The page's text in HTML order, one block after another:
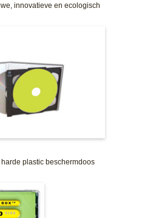
innovatieve en ecologisch
plastic beschermdoos